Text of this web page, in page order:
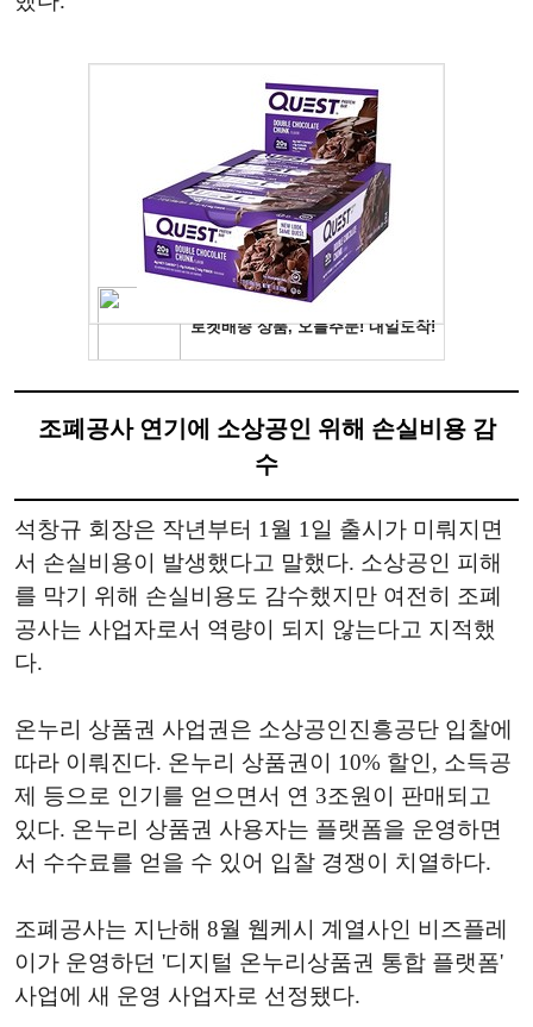
조폐공사 연기에 소상공인 위해 손실비용 감
수
석창규 회장은 작년부터 1월 1일 출시가 미뤄지면
서 손실비용이 발생했다고 말했다. 소상공인 피해
를 막기 위해 손실비용도 감수했지만 여전히 조폐
공사는 사업자로서 역량이 되지 않는다고 지적했
다.
온누리 상품권 사업권은 소상공인진흥공단 입찰에
따라 이뤄진다. 온누리 상품권이 10% 할인, 소득공
제 등으로 인기를 얻으면서 연 3조원이 판매되고
있다. 온누리 상품권 사용자는 플랫폼을 운영하면
서 수수료를 얻을 수 있어 입찰 경쟁이 치열하다.
조폐공사는 지난해 8월 웹케시 계열사인 비즈플레
이가 운영하던 '디지털 온누리상품권 통합 플랫폼'
사업에 새 운영 사업자로 선정됐다.